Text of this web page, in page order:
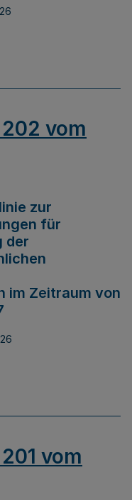
vom
zur
für
der
im Zeitraum von
vom